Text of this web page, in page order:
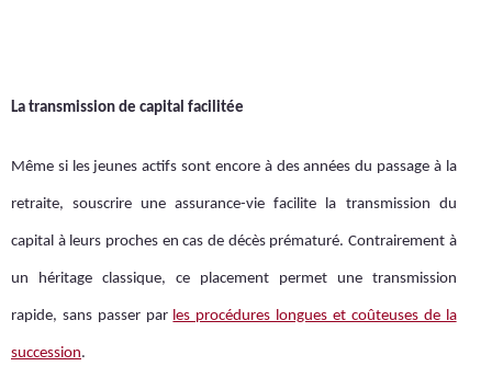
La transmission de capital facilitée
Même si les jeunes actifs sont encore à des années du passage à la
retraite, souscrire une assurance-vie facilite la transmission du
capital à leurs proches en cas de décès prématuré. Contrairement à
un héritage classique, ce placement permet une transmission
rapide, sans passer par les procédures longues et coûteuses de la
succession.